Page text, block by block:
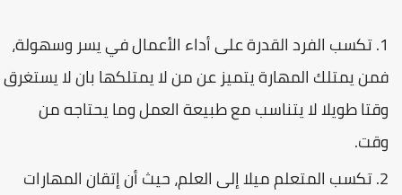
تكسب الفرد القدرة على أداء الأعمال في يسر وسهولة،
فمن يمتلك المهارة يتميز عن من لا يمتلكها بان لا يستغرق
وقتا طويلا لا يتناسب مع طبيعة العمل وما يحتاجه من
وقت.
تكسب المتعلم ميلا إلى العلم، حيث أن إتقان المهارات